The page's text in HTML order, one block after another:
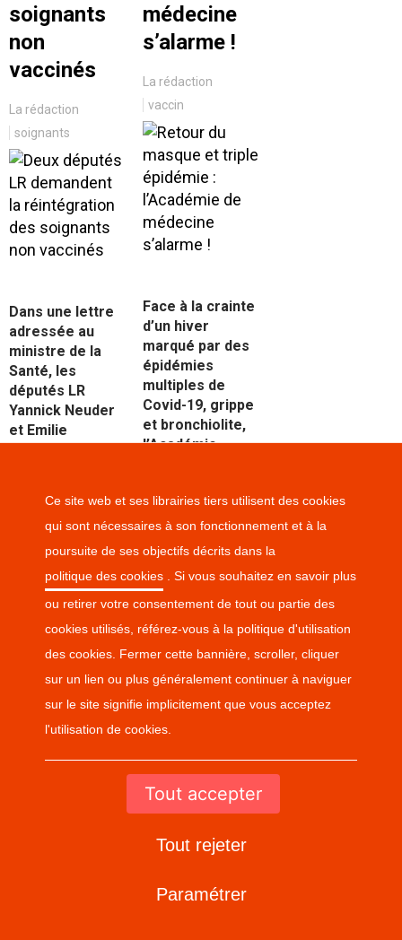
soignants
non
vaccinés
La rédaction
soignants
Dans une lettre
adressée au
ministre de la
Santé, les
députés LR
Yannick Neuder
et Emilie
vaccinale
imposée au
personnel
soignant.
Le 7 novembre
commentaire
médecine
s’alarme !
La rédaction
vaccin
Face à la crainte
d’un hiver
marqué par des
épidémies
multiples de
Covid-19, grippe
et bronchiolite,
l’Académie
appelle au
retour du port du
masque.
Le 7 novembre
2022
commentaire
DONNÉES PERSONNELLES
Ce site web et ses librairies tiers utilisent des cookies
qui sont nécessaires à son fonctionnement et à la
poursuite de ses objectifs décrits dans la
politique des cookies
. Si vous souhaitez en savoir plus
ou retirer votre consentement de tout ou partie des
cookies utilisés, référez-vous à la politique d'utilisation
des cookies. Fermer cette bannière, scroller, cliquer
sur un lien ou plus généralement continuer à naviguer
sur le site signifie implicitement que vous acceptez
l'utilisation de cookies.
Tout accepter
Tout rejeter
Paramétrer